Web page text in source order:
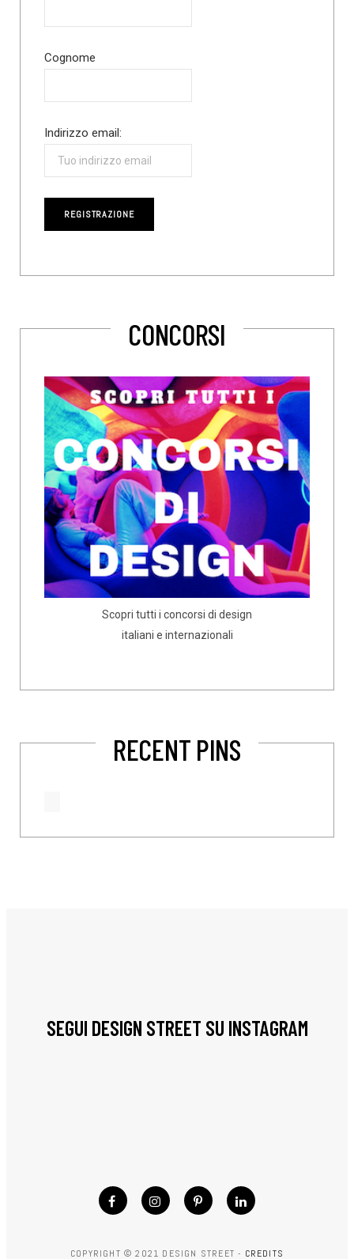
Cognome
Indirizzo email:
CONCORSI
Scopri tutti i concorsi di design
italiani e internazionali
RECENT PINS
SEGUI DESIGN STREET SU INSTAGRAM
COPYRIGHT © 2021 DESIGN STREET - CREDITS